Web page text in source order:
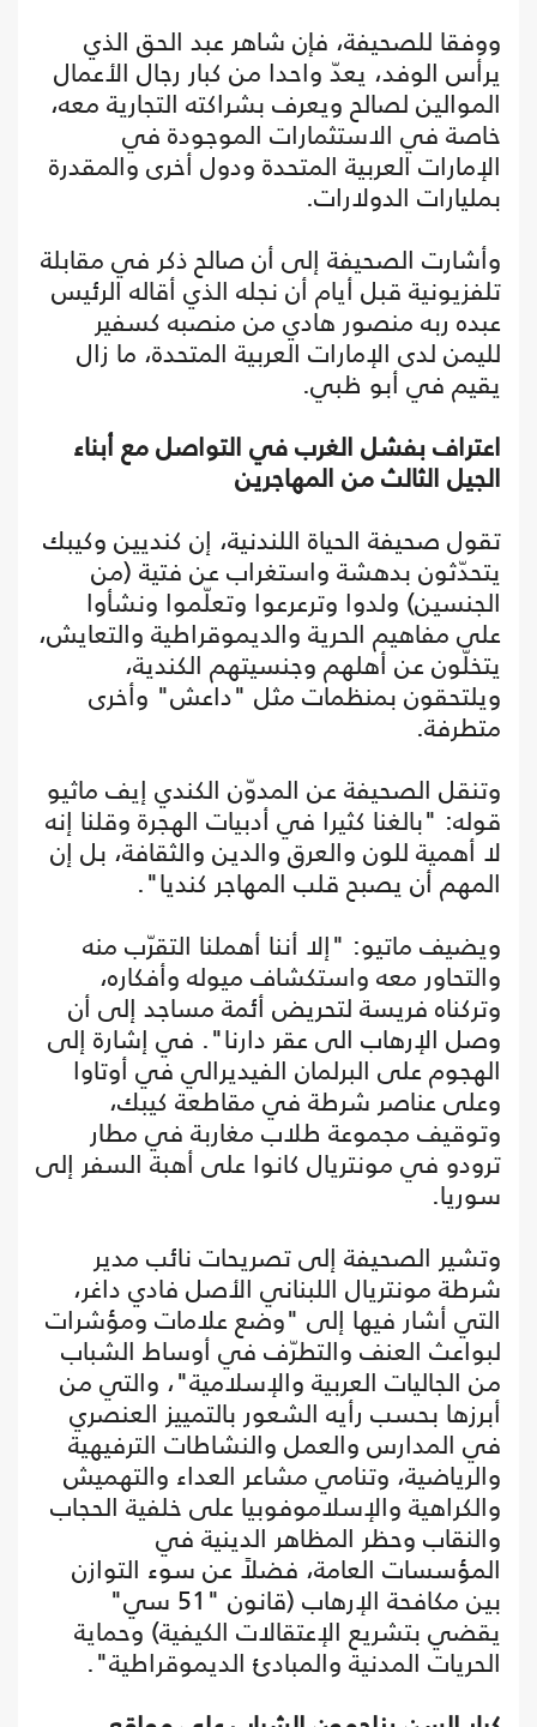
ووفقا للصحيفة، فإن شاهر عبد الحق الذي
يرأس الوفد، يعدّ واحدا من كبار رجال الأعمال
الموالين لصالح ويعرف بشراكته التجارية معه،
خاصة في الاستثمارات الموجودة في
الإمارات العربية المتحدة ودول أخرى والمقدرة
بمليارات الدولارات.
وأشارت الصحيفة إلى أن صالح ذكر في مقابلة
تلفزيونية قبل أيام أن نجله الذي أقاله الرئيس
عبده ربه منصور هادي من منصبه كسفير
لليمن لدى الإمارات العربية المتحدة، ما زال
يقيم في أبو ظبي.
اعتراف بفشل الغرب في التواصل مع أبناء
الجيل الثالث من المهاجرين
تقول صحيفة الحياة اللندنية، إن كنديين وكيبك
يتحدّثون بدهشة واستغراب عن فتية (من
الجنسين) ولدوا وترعرعوا وتعلّموا ونشأوا
على مفاهيم الحرية والديموقراطية والتعايش،
يتخلّون عن أهلهم وجنسيتهم الكندية،
ويلتحقون بمنظمات مثل "داعش" وأخرى
متطرفة.
وتنقل الصحيفة عن المدوّن الكندي إيف ماثيو
قوله: "بالغنا كثيرا في أدبيات الهجرة وقلنا إنه
لا أهمية للون والعرق والدين والثقافة، بل إن
المهم أن يصبح قلب المهاجر كنديا".
ويضيف ماتيو: "إلا أننا أهملنا التقرّب منه
والتحاور معه واستكشاف ميوله وأفكاره،
وتركناه فريسة لتحريض أئمة مساجد إلى أن
وصل الإرهاب الى عقر دارنا". في إشارة إلى
الهجوم على البرلمان الفيديرالي في أوتاوا
وعلى عناصر شرطة في مقاطعة كيبك،
وتوقيف مجموعة طلاب مغاربة في مطار
ترودو في مونتريال كانوا على أهبة السفر إلى
سوريا.
وتشير الصحيفة إلى تصريحات نائب مدير
شرطة مونتريال اللبناني الأصل فادي داغر،
التي أشار فيها إلى "وضع علامات ومؤشرات
لبواعث العنف والتطرّف في أوساط الشباب
من الجاليات العربية والإسلامية"، والتي من
أبرزها بحسب رأيه الشعور بالتمييز العنصري
في المدارس والعمل والنشاطات الترفيهية
والرياضية، وتنامي مشاعر العداء والتهميش
والكراهية والإسلاموفوبيا على خلفية الحجاب
والنقاب وحظر المظاهر الدينية في
المؤسسات العامة، فضلاً عن سوء التوازن
بين مكافحة الإرهاب (قانون "51 سي"
يقضي بتشريع الإعتقالات الكيفية) وحماية
الحريات المدنية والمبادئ الديموقراطية".